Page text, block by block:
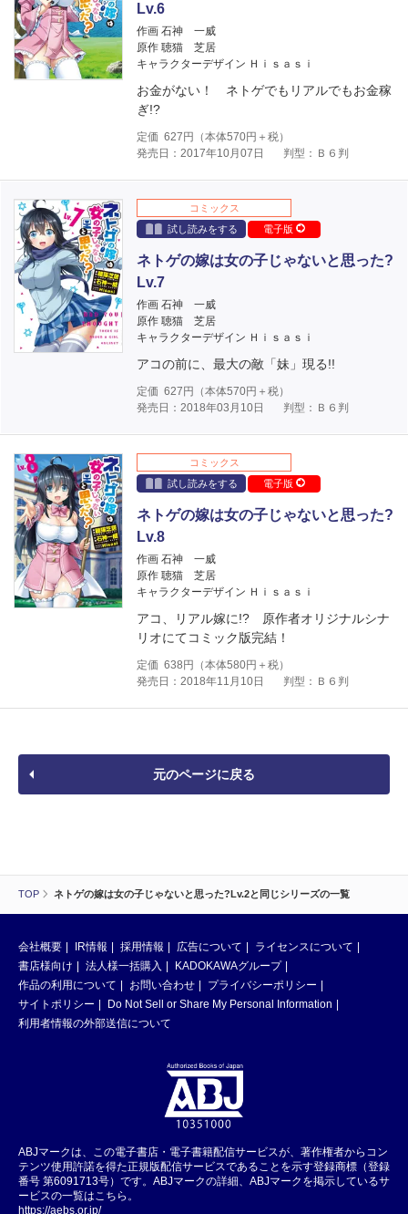
TOP ネトゲの嫁は女の子じゃないと思った?Lv.2と同じシリーズの一覧
Lv.6
作画 石神 一威
原作 聴猫 芝居
キャラクターデザイン Ｈｉｓａｓｉ
お金がない！ ネトゲでもリアルでもお金稼
ぎ!?
定価 627 円（本体570円＋税）
発売日：2017年10月07日
判型：Ｂ６判
コミックス
試し読みをする
電子版
ネトゲの嫁は女の子じゃないと思った?
Lv.7
作画 石神 一威
原作 聴猫 芝居
キャラクターデザイン Ｈｉｓａｓｉ
アコの前に、最大の敵「妹」現る!!
定価 627 円（本体570円＋税）
発売日：2018年03月10日
判型：Ｂ６判
コミックス
試し読みをする
電子版
ネトゲの嫁は女の子じゃないと思った?
Lv.8
作画 石神 一威
原作 聴猫 芝居
キャラクターデザイン Ｈｉｓａｓｉ
アコ、リアル嫁に!? 原作者オリジナルシナ
リオにてコミック版完結！
定価 638 円（本体580円＋税）
発売日：2018年11月10日
判型：Ｂ６判
元のページに戻る
会社概要 IR情報 採用情報 広告について
ライセンスについて
書店様向け
法人様一括購入
KADOKAWAグループ
作品の利用について
お問い合わせ
プライバシーポリシー
サイトポリシー
Do Not Sell or Share My Personal Information
利用者情報の外部送信について
ABJマークは、この電子書店・電子書籍配信サービスが、著作権者からコン
テンツ使用許諾を得た正規版配信サービスであることを示す登録商標（登録
番号 第6091713号）です。ABJマークの詳細、ABJマークを掲示しているサ
ービスの一覧はこちら。
https://aebs.or.jp/